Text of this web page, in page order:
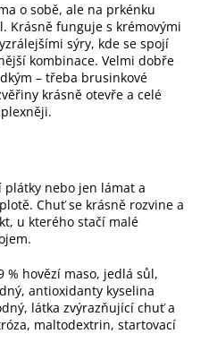
o sobě, ale na prkénku
Krásně funguje s krémovými
sýry, kde se spojí
kombinace. Velmi dobře
– třeba brusinkové
krásně otevře a celé
nebo jen lámat a
Chuť se krásně rozvine a
u kterého stačí malé
% hovězí maso, jedlá sůl,
antioxidanty kyselina
látka zvýrazňující chuť a
maltodextrin, startovací